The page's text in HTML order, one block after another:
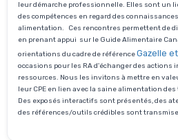
leur démarche professionnelle. Elles sont un
des compétences en regard des
alimentation. Ces rencontres permettent de
en prenant appui sur le Guide Alimentaire
orientations du cadre de référenceGazelle
occasions pour les RA d'échanger des actions
ressources. Nous les invitons à mettre en
leur CPE en lien avec la saine alimentation
Des exposés interactifs sont présentés, des
des références/outils crédibles sont